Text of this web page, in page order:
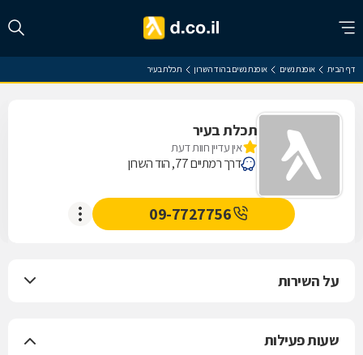
דף הבית אופנת נשים אופנת נשים בהוד השרון תכלת בעיר
תכלת בעיר
אין עדיין חוות דעת
דרך רמתיים 77, הוד השרון
09-7727756
על השירות
שעות פעילות